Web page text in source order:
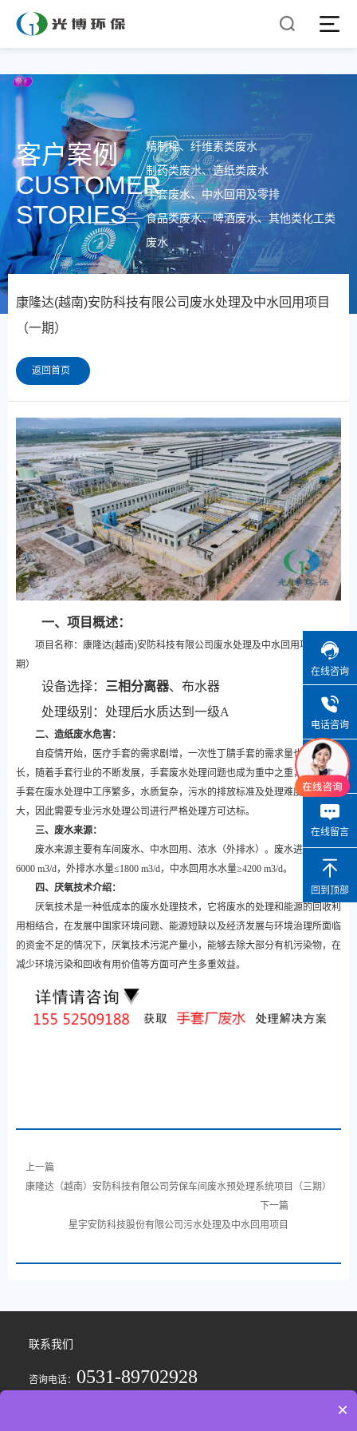
客户案例
CUSTOMER
STORIES
精制棉、纤维素类废水
制药类废水、造纸类废水
手套废水、中水回用及零排
食品类废水、啤酒废水、其他类化工类
废水
康隆达(越南)安防科技有限公司废水处理及中水回用项目
（一期）
返回首页
一、项目概述：
项目名称：康隆达(越南)安防科技有限公司废水处理及中水回用项目（一
期）
设备选择： 三相分离器、布水器
处理级别：处理后水质达到一级A
二、造纸废水危害：
自疫情开始，医疗手套的需求剧增，一次性丁腈手套的需求量也在火速增
长，随着手套行业的不断发展，手套废水处理问题也成为重中之重，由于丁腈
手套在废水处理中工序繁多，水质复杂，污水的排放标准及处理难度都比较
大，因此需要专业污水处理公司进行严格处理方可达标。
三、废水来源：
废水来源主要有车间废水、中水回用、浓水（外排水）。废水进水量
6000 m3/d，外排水水量≤1800 m3/d，中水回用水水量≥4200 m3/d。
四、 厌氧技术介绍：
厌氧技术是一种低成本的废水处理技术，它将废水的处理和能源的回收利
用相结合，在发展中国家环境问题、能源短缺以及经济发展与环境治理所面临
的资金不足的情况下，厌氧技术污泥产量小，能够去除大部分有机污染物，在
减少环境污染和回收有用价值等方面可产生多重效益。
上一篇
康隆达（越南）安防科技有限公司劳保车间废水预处理系统项目（三期）
下一篇
星宇安防科技股份有限公司污水处理及中水回用项目
联系我们
咨询电话： 0531-89702928
在线咨询
电话咨询
微信咨询
在线留言
回到顶部
×